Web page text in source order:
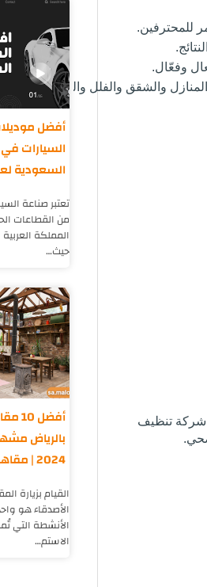
للمحترفين.
وفعّال.
والشقق والفلل والمكاتب.
شركة تنظيف
أفضل
السيارات في
السعودية لعام
تعتبر صناعة
من القطاعات
المملكة
حيث…
أفضل
بالرياض
2024 |
القيام بزيارة
الأصدقاء هو
الأنشطة التي
الاستم…